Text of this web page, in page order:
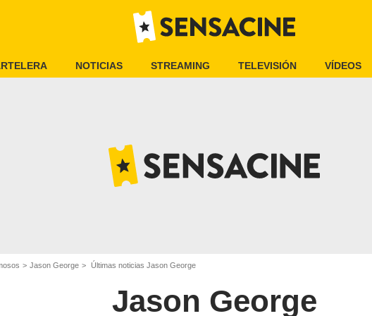
NOTICIAS STREAMING TELEVISIÓN VÍDEOS
Jason George Últimas noticias Jason George
Jason George